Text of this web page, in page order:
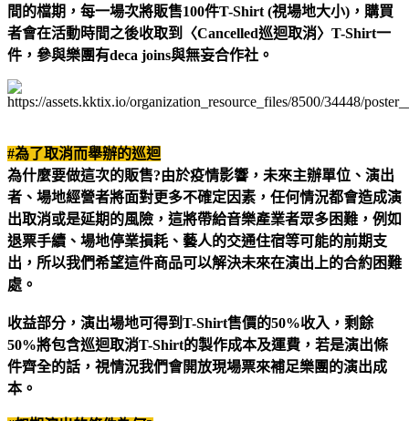
間的檔期，每一場次將販售100件T-Shirt (視場地大小)，購買
者會在活動時間之後收取到〈Cancelled巡迴取消〉T-Shirt一
件，參與樂團有deca joins與無妄合作社。
#為了取消而舉辦的巡迴
為什麼要做這次的販售?由於疫情影響，未來主辦單位、演出
者、場地經營者將面對更多不確定因素，任何情況都會造成演
出取消或是延期的風險，這將帶給音樂產業者眾多困難，例如
退票手續、場地停業損耗、藝人的交通住宿等可能的前期支
出，所以我們希望這件商品可以解決未來在演出上的合約困難
處。
收益部分，演出場地可得到T-Shirt售價的50%收入，剩餘
50%將包含巡迴取消T-Shirt的製作成本及運費，若是演出條
件齊全的話，視情況我們會開放現場票來補足樂團的演出成
本。